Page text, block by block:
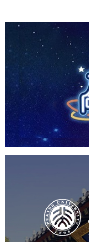
培训教育
培训教育 高校